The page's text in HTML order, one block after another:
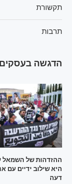
תקשורת
תרבות
הדגשה בעסקים
ההזדהות של השמאל
היא שילוב ידיים עם
דעה